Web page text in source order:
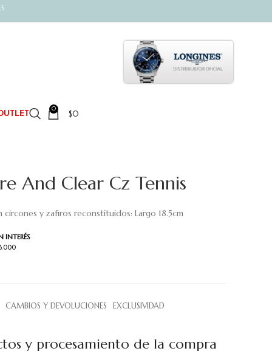
0 $0
And Clear Cz Tennis
INTERÉS
y zafiros reconstituidos: Largo 18.5cm
CAMBIOS Y DEVOLUCIONES EXCLUSIVIDAD
y procesamiento de la compra